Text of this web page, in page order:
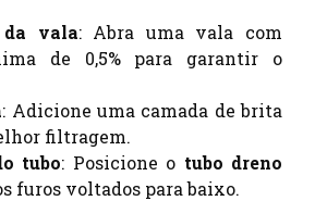
da vala: Abra uma vala com
de 0,5% para garantir o
: Adicione uma camada de brita
filtragem.
tubo: Posicione o tubo dreno
furos voltados para baixo.